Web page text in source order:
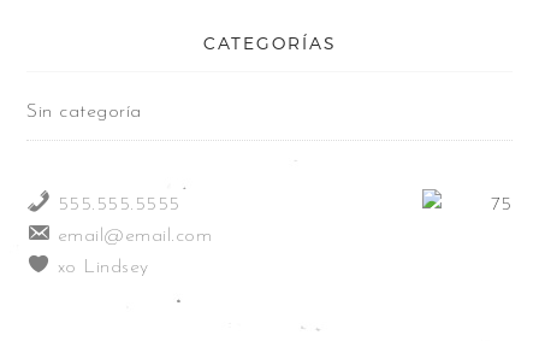
CATEGORÍAS
Sin categoría
555.555.5555
email@email.com
xo Lindsey